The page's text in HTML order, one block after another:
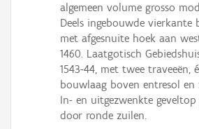
algemeen volume grosso
Deels ingebouwde vierkante
met afgesnuite hoek aan
1460. Laatgotisch
1543-44, met twee traveeën,
bouwlaag boven entresol en
In- en uitgezwenkte geveltop
door ronde zuilen.